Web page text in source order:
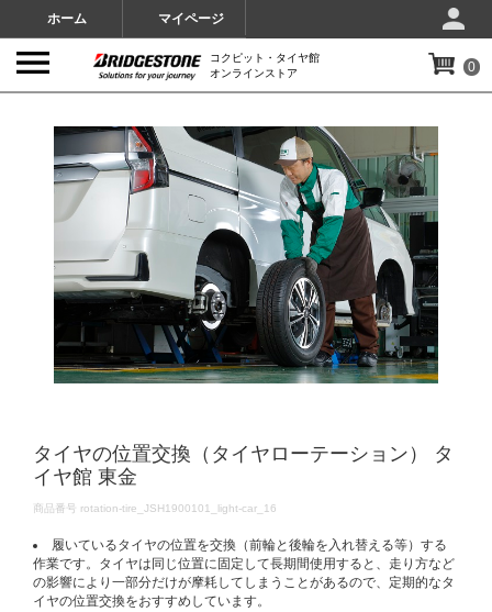
ホーム マイページ
コクピット・タイヤ館
オンラインストア
0
タイヤの位置交換（タイヤローテーション） タ
イヤ館 東金
DETAILS
商品番号 rotation-tire_JSH1900101_light-car_16
履いているタイヤの位置を交換（前輪と後輪を入れ替える等）する
作業です。タイヤは同じ位置に固定して長期間使用すると、走り方など
の影響により一部分だけが摩耗してしまうことがあるので、定期的なタ
イヤの位置交換をおすすめしています。